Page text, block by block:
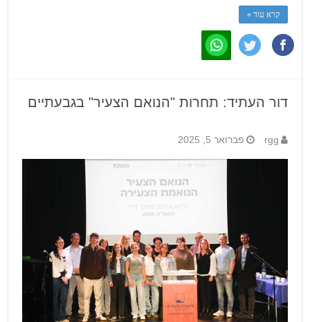
קרא עוד »
דור העתיד: תחרות "הנואם הצעיר" בגבעתיים
rgg פברואר 5, 2025